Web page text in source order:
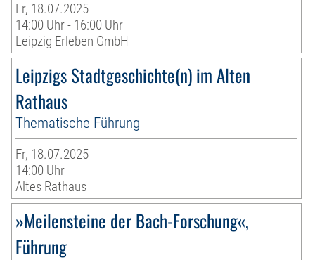
Fr, 18.07.2025
14:00 Uhr - 16:00 Uhr
Leipzig Erleben GmbH
Leipzigs Stadtgeschichte(n) im Alten
Rathaus
Thematische Führung
Fr, 18.07.2025
14:00 Uhr
Altes Rathaus
»Meilensteine der Bach-Forschung«,
Führung